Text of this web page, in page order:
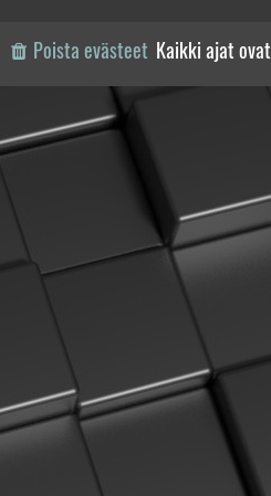
Kaikki ajat ovat
Poista evästeet